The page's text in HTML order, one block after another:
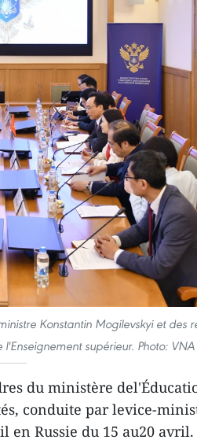
Konstantin Mogilevskyi et des
supérieur. Photo: VNA
du ministère
conduite par levice-
en Russie du 15 au20 avril.